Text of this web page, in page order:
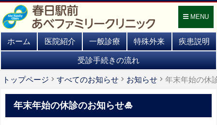
MENU
ホーム 医院紹介 一般診療 特殊外来 疾患説明
受診手続きの流れ
トップページ すべてのお知らせ お知らせ 年末年始の休
年末年始の休診のお知らせ🎍